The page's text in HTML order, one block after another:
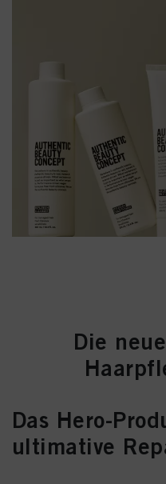
Die
Das Hero-
ultimative